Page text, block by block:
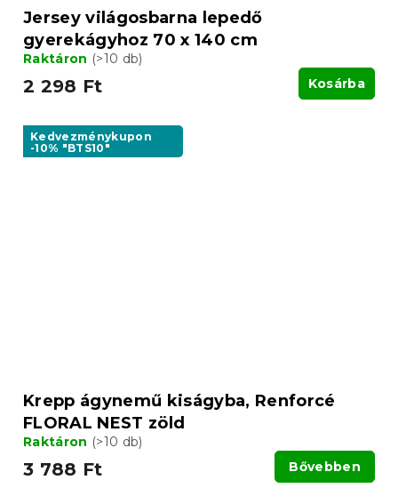
Jersey világosbarna lepedő
gyerekágyhoz 70 x 140 cm
Raktáron (>10 db)
2 298 Ft Kosárba
Kedvezménykupon
-10% "BTS10"
Krepp ágynemű kiságyba, Renforcé
FLORAL NEST zöld
Raktáron (>10 db)
3 788 Ft Bővebben